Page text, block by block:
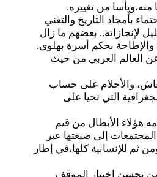
من تغييره.
بأمجاد التاريخ والتغني
لإنجازاته.. بعضهم ما زال
والإطاحة بحكم أسرة بهلوى.
عن العالم العربي من حيث
والأحلام على حساب
التي تحيا على
هؤلاء الأبطال من قيم
إلى صيغتها عبر
ثم للإنسانية كلها،في إطار
يحسن اختيار الموقف